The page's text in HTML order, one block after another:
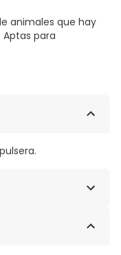
animales que hay
para